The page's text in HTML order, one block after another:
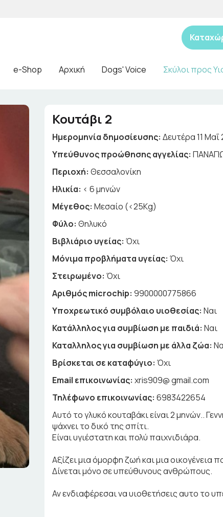
e-Shop Αρχική Dogs' Voice Σκύλοι προς
Κουτάβι 2
Ημερομηνία δημοσίευσης: Δευτέρα 11 Μαΐ
Yπεύθυνος προώθησης αγγελίας:
Περιοχή:Θεσσαλονίκη
Ηλικία: < 6 μηνών
Μέγεθος:Μεσαίο (<25Kg)
Φύλο:Θηλυκό
Βιβλιάριο υγείας: Όχι
Μόνιμα προβλήματα υγείας: Όχι
Στειρωμένο: Όχι
Αριθμός microchip: 9900000775866
Υποχρεωτικό συμβόλαιο υιοθεσίας: Ναι
Κατάλληλος για συμβίωση με παιδιά: Ναι
Καταλληλος για συμβίωση με άλλα ζώα:
Βρίσκεται σε καταφύγιο: Όχι
Email επικοινωνίας: xris909@ gmail.com
Τηλέφωνο επικοινωνίας: 6983422654
Αυτό το γλυκό κουταβάκι είναι 2 μηνών..
ψάχνει το δικό της σπίτι.
Είναι υγιέστατη και πολύ παιχνιδιάρα.
Αξίζει μια όμορφη ζωή και μια οικογένεια
Δίνεται μόνο σε υπεύθυνους ανθρώπους.
Αν ενδιαφέρεσαι να υιοθετήσεις αυτο το